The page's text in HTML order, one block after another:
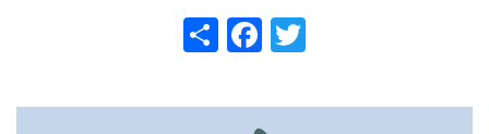
ShareFacebook